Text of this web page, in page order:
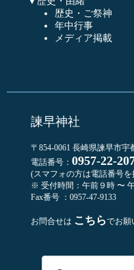
歴史・ご祭神
年中行事
メディア掲載
諫早神社
〒854-0061 長崎県諫早市宇
電話番号： 0957-22-
(スマフォの方は電話番号
※ 受付時間：午前９時 〜
Fax番号 ：0957-47-9133
お問合せは こちらでお願